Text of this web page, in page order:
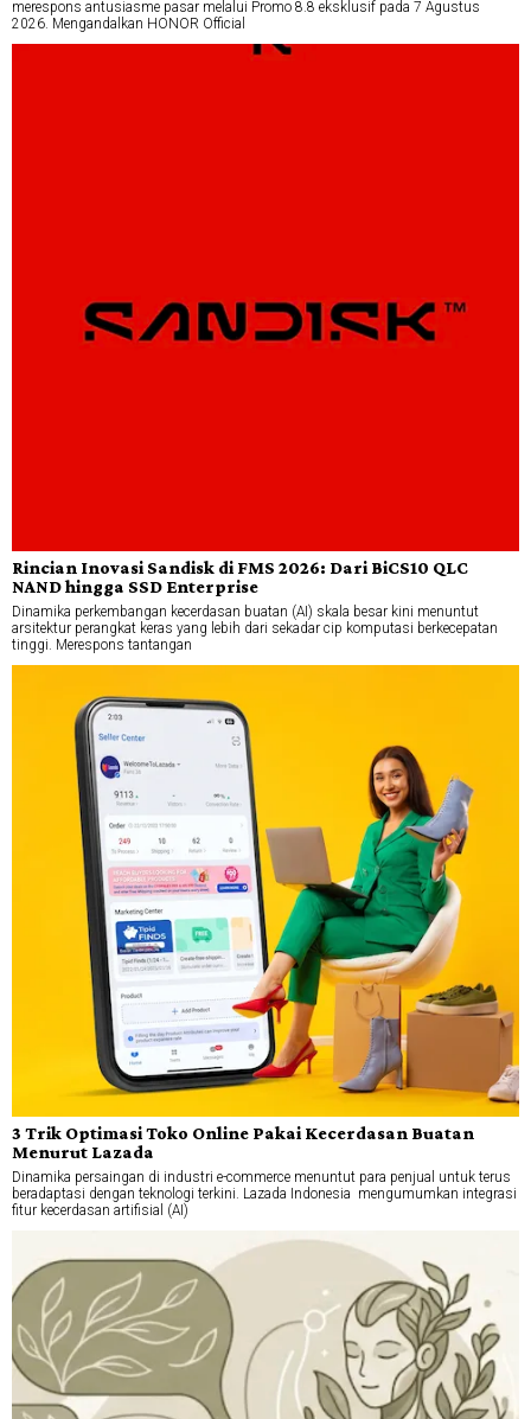
merespons antusiasme pasar melalui Promo 8.8 eksklusif pada 7 Agustus
2026. Mengandalkan HONOR Official
Rincian Inovasi Sandisk di FMS 2026: Dari BiCS10 QLC
NAND hingga SSD Enterprise
Dinamika perkembangan kecerdasan buatan (AI) skala besar kini menuntut
arsitektur perangkat keras yang lebih dari sekadar cip komputasi berkecepatan
tinggi. Merespons tantangan
3 Trik Optimasi Toko Online Pakai Kecerdasan Buatan
Menurut Lazada
Dinamika persaingan di industri e-commerce menuntut para penjual untuk terus
beradaptasi dengan teknologi terkini. Lazada Indonesia mengumumkan integrasi
fitur kecerdasan artifisial (AI)